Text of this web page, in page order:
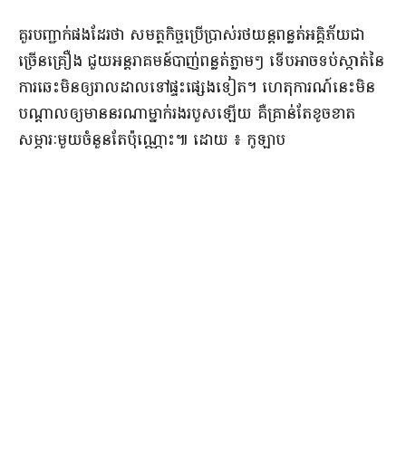
គួរ​បញ្ជាក់​ផង​ដែរ​ថា សមត្ថកិច្ច​ប្រើប្រាស់​រថយន្ត​ពន្លត់​អគ្គិភ័យ​ជា
ច្រើន​គ្រឿង ជួយ​អន្តរាគមន៍​បាញ់​ពន្លត់​ភ្លាមៗ ទើប​អាច​ទប់ស្កាត់​នៃ​
ការឆេះ​មិន​ឲ្យ​រាលដាល​ទៅ​ផ្ទះ​ផ្សេង​ទៀត​។ ហេតុការណ៍​នេះ​មិន​
បណ្តាលឲ្យ​មាន​នរណា​ម្នាក់​រងរបួស​ឡើយ គឺ​គ្រាន់តែ​ខូចខាត​
សម្ភារៈ​មួយចំនួន​តែប៉ុណ្ណោះ​៕ ​ដោយ ​៖ ​កូឡាប​